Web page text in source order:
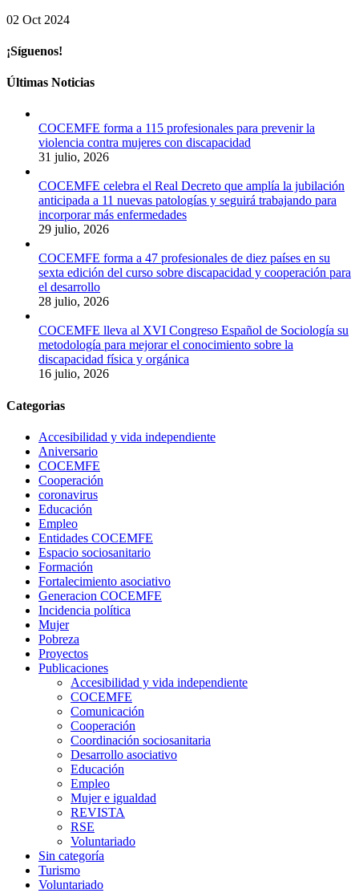
02 Oct 2024
¡Síguenos!
Últimas Noticias
COCEMFE forma a 115 profesionales para prevenir la
violencia contra mujeres con discapacidad
31 julio, 2026
COCEMFE celebra el Real Decreto que amplía la jubilación
anticipada a 11 nuevas patologías y seguirá trabajando para
incorporar más enfermedades
29 julio, 2026
COCEMFE forma a 47 profesionales de diez países en su
sexta edición del curso sobre discapacidad y cooperación para
el desarrollo
28 julio, 2026
COCEMFE lleva al XVI Congreso Español de Sociología su
metodología para mejorar el conocimiento sobre la
discapacidad física y orgánica
16 julio, 2026
Categorias
Accesibilidad y vida independiente
Aniversario
COCEMFE
Cooperación
coronavirus
Educación
Empleo
Entidades COCEMFE
Espacio sociosanitario
Formación
Fortalecimiento asociativo
Generacion COCEMFE
Incidencia política
Mujer
Pobreza
Proyectos
Publicaciones
Accesibilidad y vida independiente
COCEMFE
Comunicación
Cooperación
Coordinación sociosanitaria
Desarrollo asociativo
Educación
Empleo
Mujer e igualdad
REVISTA
RSE
Voluntariado
Sin categoría
Turismo
Voluntariado